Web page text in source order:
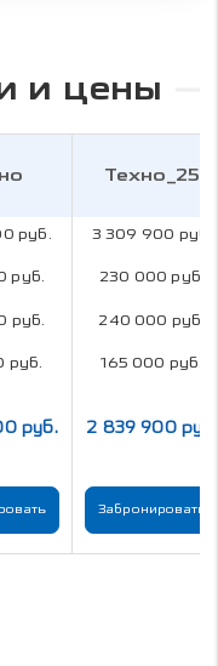
и цены
Техно_25
руб. 3 309 900 руб.
руб. 230 000 руб.
руб. 240 000 руб.
руб. 165 000 руб.
руб. 2 839 900 руб.
Забронировать